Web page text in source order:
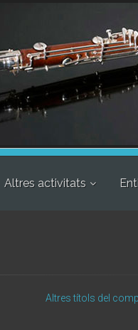
Altres activitats
Altres títols del